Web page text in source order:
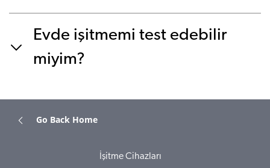
Evde işitmemi test edebilir
miyim?
Go Back Home
İşitme Cihazları